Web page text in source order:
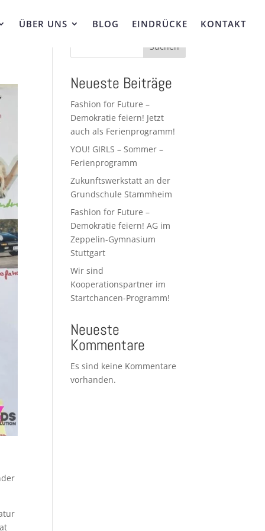
ÜBER UNS BLOG EINDRÜCKE KONTAKT
Suchen
Neueste Beiträge
Fashion for Future –
Demokratie feiern! Jetzt
auch als Ferienprogramm!
YOU! GIRLS – Sommer –
Ferienprogramm
Zukunftswerkstatt an der
Grundschule Stammheim
Fashion for Future –
Demokratie feiern! AG im
Zeppelin-Gymnasium
Stuttgart
Wir sind
Kooperationspartner im
Startchancen-Programm!
Neueste
Kommentare
Es sind keine Kommentare
vorhanden.